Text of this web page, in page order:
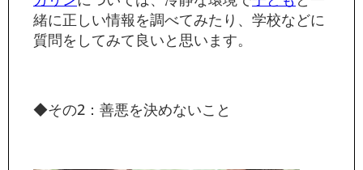
緒に正しい情報を調べてみたり、学校などに
質問をしてみて良いと思います。
◆その2：善悪を決めないこと